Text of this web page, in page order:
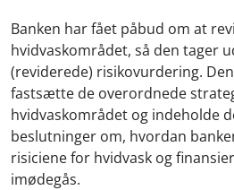
Banken har fået påbud om at
hvidvaskområdet, så den tager
(reviderede) risikovurdering.
fastsætte de overordnede
hvidvaskområdet og indeholde
beslutninger om, hvordan
risiciene for hvidvask og
imødegås.